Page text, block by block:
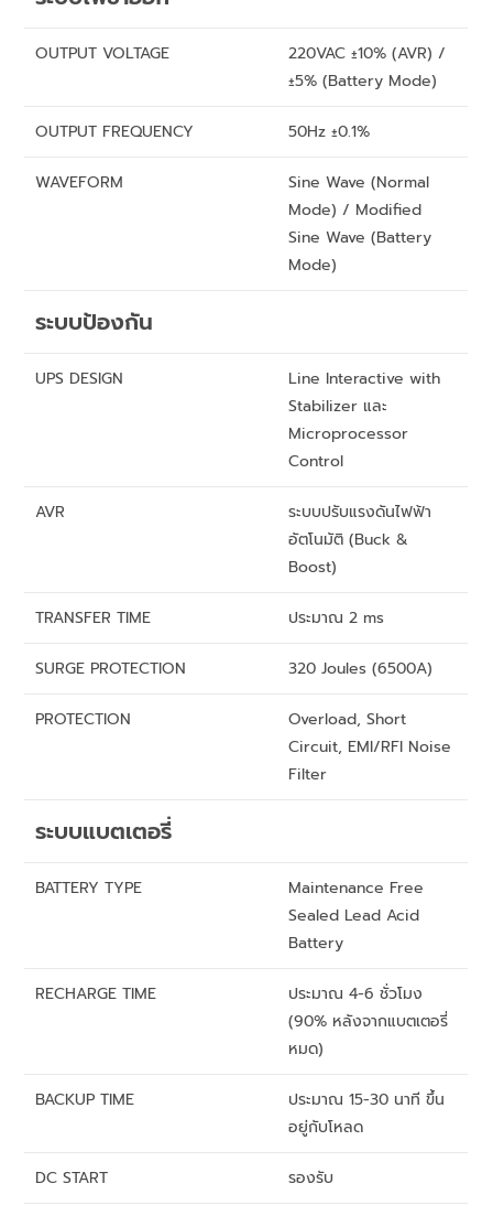
OUTPUT VOLTAGE
220VAC ±10% (AVR) /
±5% (Battery Mode)
OUTPUT FREQUENCY 50Hz ±0.1%
WAVEFORM
Sine Wave (Normal
Mode) / Modified
Sine Wave (Battery
Mode)
ระบบป้องกัน
UPS DESIGN
Line Interactive with
Stabilizer และ
Microprocessor
Control
AVR
ระบบปรับแรงดันไฟฟ้า
อัตโนมัติ (Buck &
Boost)
TRANSFER TIME ประมาณ 2 ms
SURGE PROTECTION 320 Joules (6500A)
PROTECTION
Overload, Short
Circuit, EMI/RFI Noise
Filter
ระบบแบตเตอรี่
BATTERY TYPE
Maintenance Free
Sealed Lead Acid
Battery
RECHARGE TIME
ประมาณ 4-6 ชั่วโมง
(90% หลังจากแบตเตอรี่
หมด)
BACKUP TIME
ประมาณ 15-30 นาที ขึ้น
อยู่กับโหลด
DC START รองรับ